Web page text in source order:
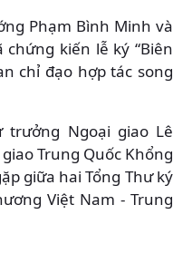
Phạm Bình Minh và
kiến lễ ký “Biên
chỉ đạo hợp tác song
trưởng Ngoại giao Lê
Trung Quốc Khổng
giữa hai Tổng Thư ký
Việt Nam - Trung